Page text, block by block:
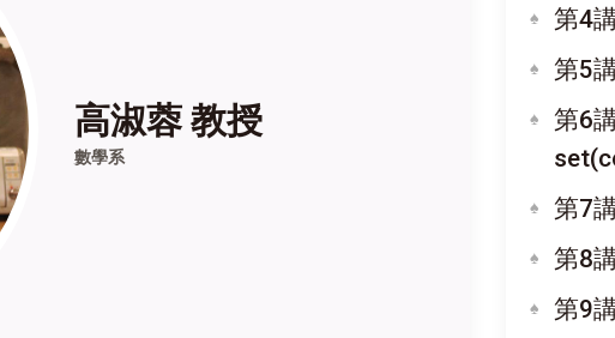
高淑蓉 教授
數學系
第4
第5
第6
第7
第8
第9